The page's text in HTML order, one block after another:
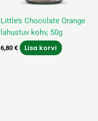
Little’s Chocolate Orange
lahustuv kohv, 50g
6,80 € Lisa korvi